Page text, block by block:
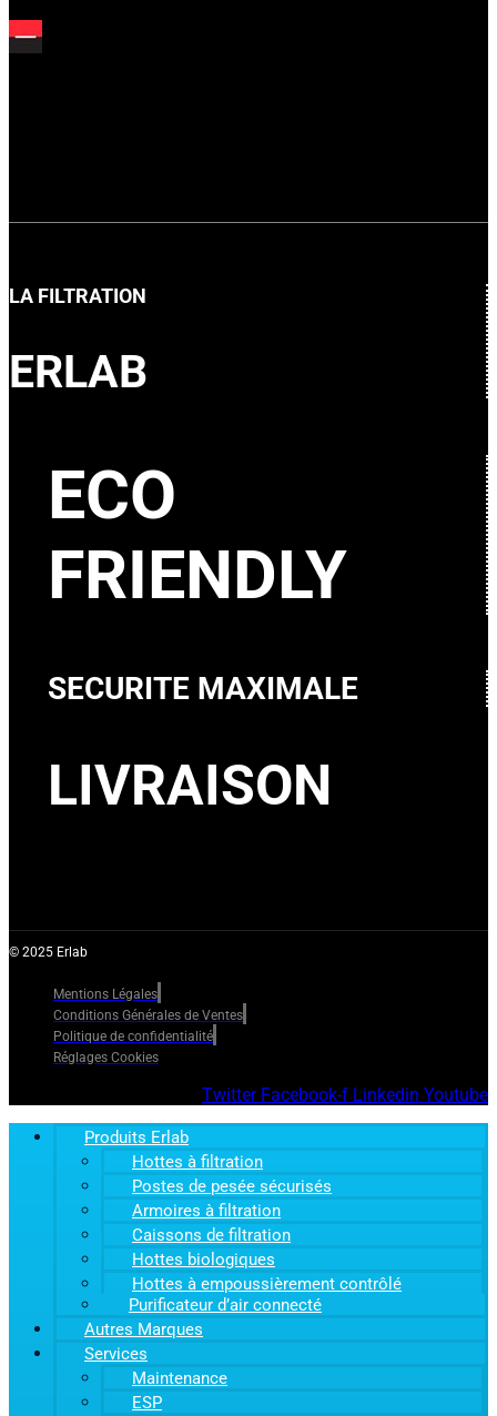
LA FILTRATION
ERLAB
ECO
FRIENDLY
SECURITE MAXIMALE
LIVRAISON
© 2025 Erlab
Mentions Légales
Conditions Générales de Ventes
Politique de confidentialité
Réglages Cookies
Twitter Facebook-f Linkedin Youtube
Produits Erlab
Hottes à filtration
Postes de pesée sécurisés
Armoires à filtration
Caissons de filtration
Hottes biologiques
Hottes à empoussièrement contrôlé
Purificateur d’air connecté
Autres Marques
Services
Maintenance
ESP